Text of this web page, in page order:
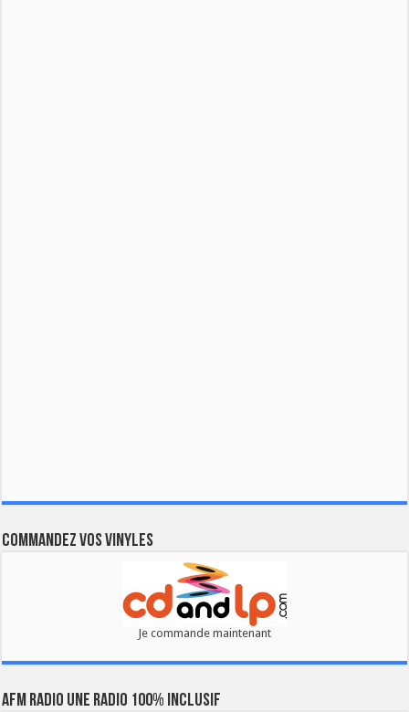
Commandez vos vinyles
Je commande maintenant
AFM RADIO UNE RADIO 100% INCLUSIF